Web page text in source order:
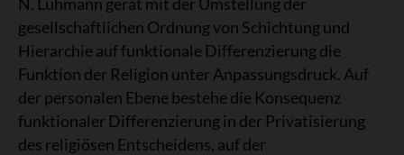
gesellschaftlichen Ordnung von Schichtung und
Hierarchie auf funktionale Differenzierung die
Funktion der Religion unter Anpassungsdruck. Auf
der personalen Ebene bestehe die Konsequenz
funktionaler Differenzierung in der Privatisierung
des religiösen Entscheidens, auf der